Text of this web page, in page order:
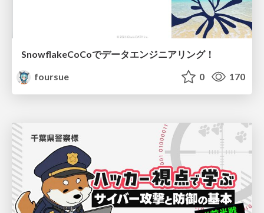
SnowflakeCoCoでデータエンジニアリング！
foursue
0 170